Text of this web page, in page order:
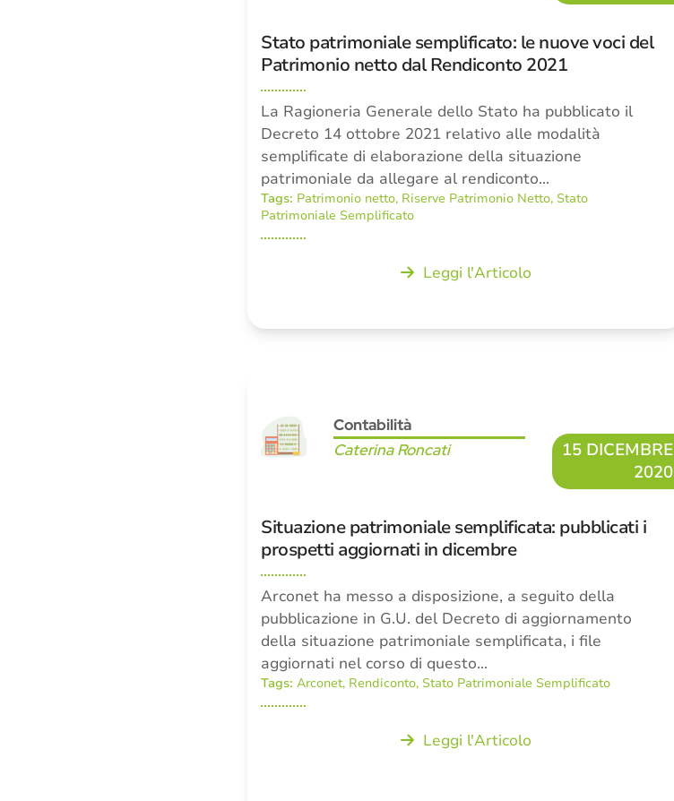
Stato patrimoniale semplificato: le nuove voci del
Patrimonio netto dal Rendiconto 2021
La Ragioneria Generale dello Stato ha pubblicato il
Decreto 14 ottobre 2021 relativo alle modalità
semplificate di elaborazione della situazione
patrimoniale da allegare al rendiconto…
Tags: Patrimonio netto, Riserve Patrimonio Netto, Stato
Patrimoniale Semplificato
Leggi l'Articolo
Contabilità
Caterina Roncati
15 DICEMBRE
2020
Situazione patrimoniale semplificata: pubblicati i
prospetti aggiornati in dicembre
Arconet ha messo a disposizione, a seguito della
pubblicazione in G.U. del Decreto di aggiornamento
della situazione patrimoniale semplificata, i file
aggiornati nel corso di questo…
Tags: Arconet, Rendiconto, Stato Patrimoniale Semplificato
Leggi l'Articolo